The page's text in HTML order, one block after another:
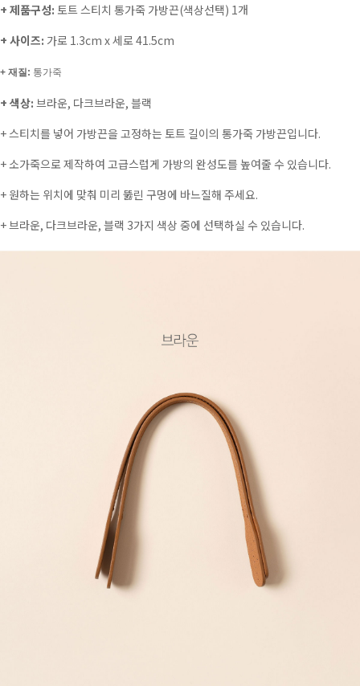
+ 제품구성: 토트 스티치 통가죽 가방끈(색상선택) 1개
+ 사이즈: 가로 1.3cm x 세로 41.5cm
+ 재질: 통가죽
+ 색상: 브라운, 다크브라운, 블랙
+ 스티치를 넣어 가방끈을 고정하는 토트 길이의 통가죽 가방끈입니다.
+ 소가죽으로 제작하여 고급스럽게 가방의 완성도를 높여줄 수 있습니다.
+ 원하는 위치에 맞춰 미리 뚫린 구멍에 바느질해 주세요.
+ 브라운, 다크브라운, 블랙 3가지 색상 중에 선택하실 수 있습니다.